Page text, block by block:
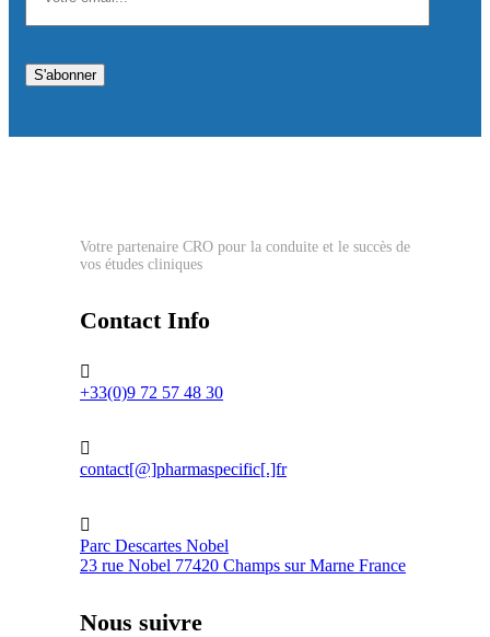
S'abonner
Votre partenaire CRO pour la conduite et le succès de
vos études cliniques
Contact Info
+33(0)9 72 57 48 30
contact[@]pharmaspecific[.]fr
Parc Descartes Nobel
23 rue Nobel 77420 Champs sur Marne France
Nous suivre